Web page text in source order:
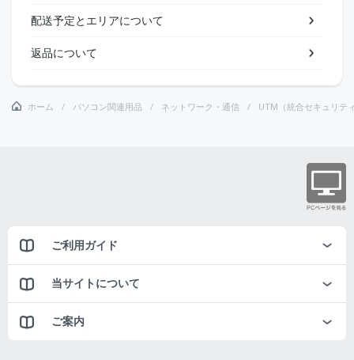
配送予定とエリアについて
返品について
ホーム パソコン関連用品 ネットワーク・通信 UTM（統合セキュリテ
ご利用ガイド
当サイトについて
ご案内